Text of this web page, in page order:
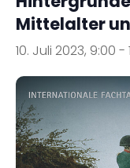
Mittelalter
10. Juli 2023, 9:00 -